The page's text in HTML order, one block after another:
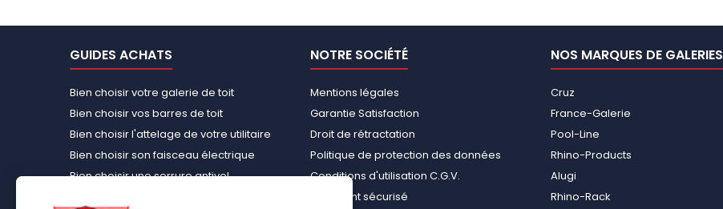
GUIDES ACHATS
Bien choisir votre galerie de toit
Bien choisir vos barres de toit
Bien choisir l'attelage de votre utilitaire
Bien choisir son faisceau électrique
Bien choisir une serrure antivol
NOTRE SOCIÉTÉ
Mentions légales
Garantie Satisfaction
Droit de rétractation
Politique de protection des données
Conditions d'utilisation C.G.V.
Paiement sécurisé
NOS MARQUES DE GALERIES
Cruz
France-Galerie
Pool-Line
Rhino-Products
Alugi
Rhino-Rack